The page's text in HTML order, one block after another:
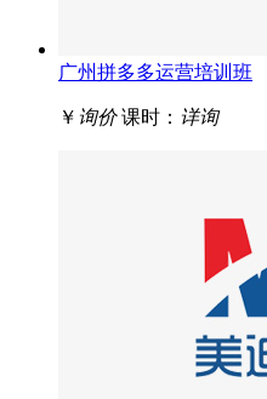
广州拼多多运营培训班
￥ 询价 课时： 详询